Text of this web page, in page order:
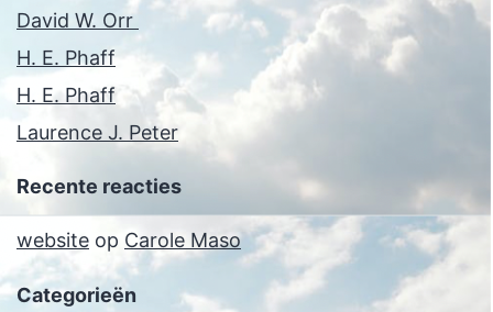
David W. Orr
H. E. Phaff
H. E. Phaff
Laurence J. Peter
Recente reacties
website op Carole Maso
Categorieën